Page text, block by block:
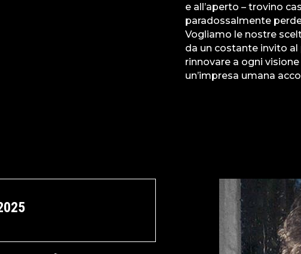
e all’aperto – trovino
paradossalmente
Vogliamo le nostre
da un costante invito
rinnovare a ogni
un’impresa umana